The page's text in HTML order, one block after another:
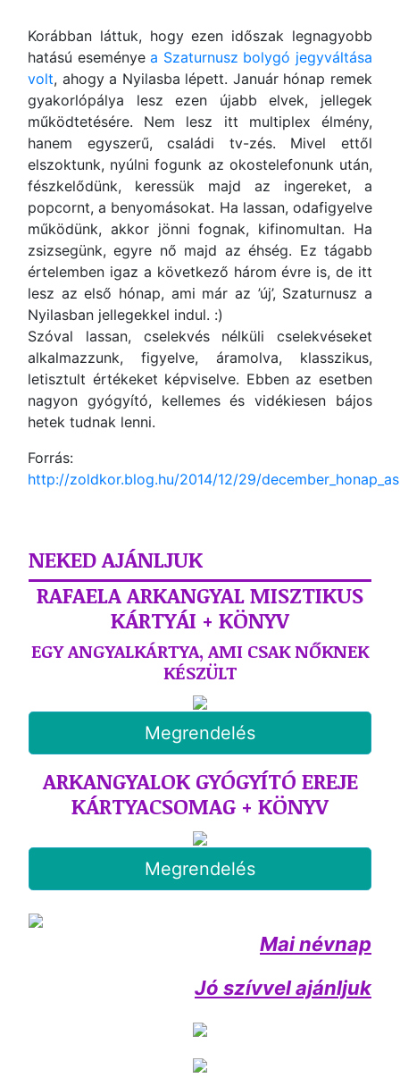
Korábban láttuk, hogy ezen időszak legnagyobb
hatású eseményea Szaturnusz bolygó jegyváltása
volt, ahogy a Nyilasba lépett. Január hónap remek
gyakorlópálya lesz ezen újabb elvek, jellegek
működtetésére. Nem lesz itt multiplex élmény,
hanem egyszerű, családi tv-zés. Mivel ettől
elszoktunk, nyúlni fogunk az okostelefonunk után,
fészkelődünk, keressük majd az ingereket, a
popcornt, a benyomásokat. Ha lassan, odafigyelve
működünk, akkor jönni fognak, kifinomultan. Ha
zsizsegünk, egyre nő majd az éhség. Ez tágabb
értelemben igaz a következő három évre is, de itt
lesz az első hónap, ami már az ’új’, Szaturnusz a
Nyilasban jellegekkel indul. :)
Szóval lassan, cselekvés nélküli cselekvéseket
alkalmazzunk, figyelve, áramolva, klasszikus,
letisztult értékeket képviselve. Ebben az esetben
nagyon gyógyító, kellemes és vidékiesen bájos
hetek tudnak lenni.
Forrás:
http://zoldkor.blog.hu/2014/12/29/
NEKED AJÁNLJUK
RAFAELA ARKANGYAL MISZTIKUS
KÁRTYÁI + KÖNYV
EGY ANGYALKÁRTYA, AMI CSAK NŐKNEK
KÉSZÜLT
Megrendelés
ARKANGYALOK GYÓGYÍTÓ EREJE
KÁRTYACSOMAG + KÖNYV
Megrendelés
Mai névnap
Jó szívvel ajánljuk